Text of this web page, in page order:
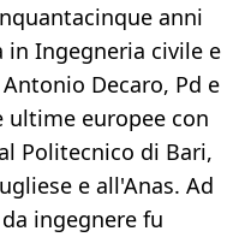
anni
Ingegneria civile e
Decaro, Pd e
ultime europee con
Politecnico di Bari,
e all'Anas. Ad
ingegnere fu